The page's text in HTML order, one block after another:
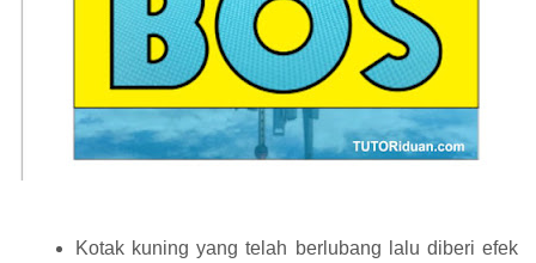
Kotak kuning yang telah berlubang lalu diberi efek